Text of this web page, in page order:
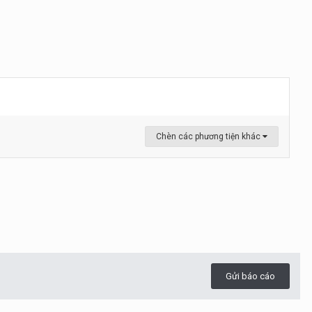
Chèn các phương tiện khác
Gửi báo cáo